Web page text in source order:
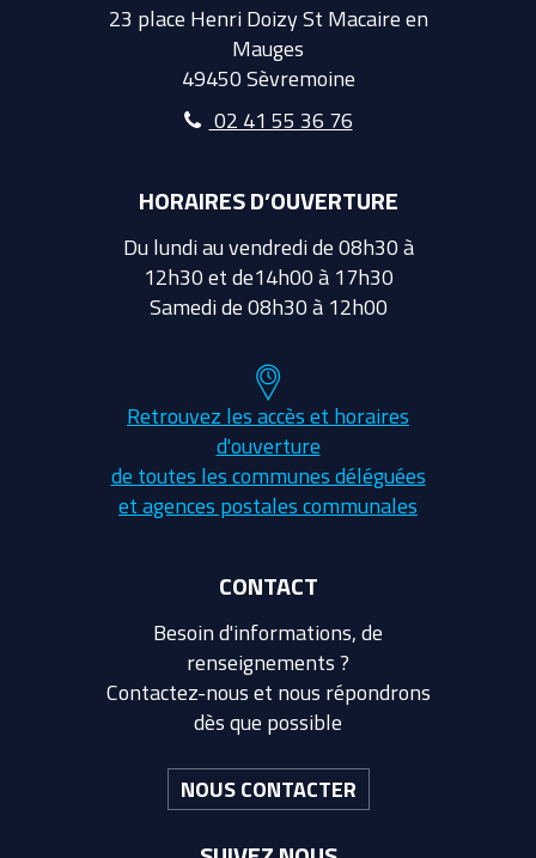
23 place Henri Doizy St Macaire en
Mauges
49450 Sèvremoine
02 41 55 36 76
HORAIRES D’OUVERTURE
Du lundi au vendredi de 08h30 à
12h30 et de14h00 à 17h30
Samedi de 08h30 à 12h00
Retrouvez les accès et horaires
d'ouverture
de toutes les communes déléguées
et agences postales communales
CONTACT
Besoin d'informations, de
renseignements ?
Contactez-nous et nous répondrons
dès que possible
NOUS CONTACTER